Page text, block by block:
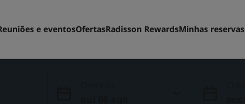
e eventosOfertasRadisson RewardsMinhas reservas